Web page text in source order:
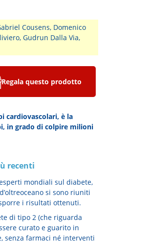
Cousens, Domenico
Gudrun Dalla Via,
Regala questo prodotto
cardiovascolari, è la
in grado di colpire milioni
recenti
mondiali sul diabete,
si sono riuniti
i risultati ottenuti.
di tipo 2 (che riguarda
curato e guarito in
senza farmaci né interventi